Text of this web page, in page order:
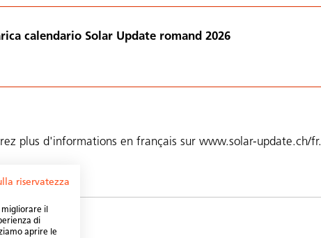
calendario Solar Update romand 2026
plus d'informations en français sur www.solar-update.ch/fr.
post
riservatezza
il
di
aprire le